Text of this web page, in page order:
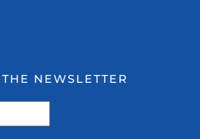
NEWSLETTER